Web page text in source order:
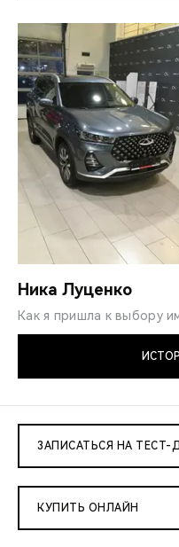
Ника Луценко
Как я пришла к выбору
ЗАПИСАТЬСЯ НА ТЕСТ-
КУПИТЬ ОНЛАЙН